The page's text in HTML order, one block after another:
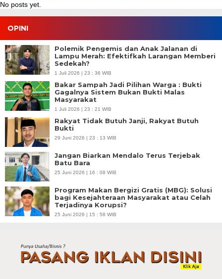
No posts yet.
OPINI
Polemik Pengemis dan Anak Jalanan di
Lampu Merah: Efektifkah Larangan Memberi
Sedekah?
1 Juli 2026 | 23 : 36 WIB
Bakar Sampah Jadi Pilihan Warga : Bukti
Gagalnya Sistem Bukan Bukti Malas
Masyarakat
1 Juli 2026 | 23 : 21 WIB
Rakyat Tidak Butuh Janji, Rakyat Butuh
Bukti
29 Juni 2026 | 23 : 13 WIB
Jangan Biarkan Mendalo Terus Terjebak
Batu Bara
25 Juni 2026 | 16 : 08 WIB
Program Makan Bergizi Gratis (MBG): Solusi
bagi Kesejahteraan Masyarakat atau Celah
Terjadinya Korupsi?
25 Juni 2026 | 15 : 58 WIB